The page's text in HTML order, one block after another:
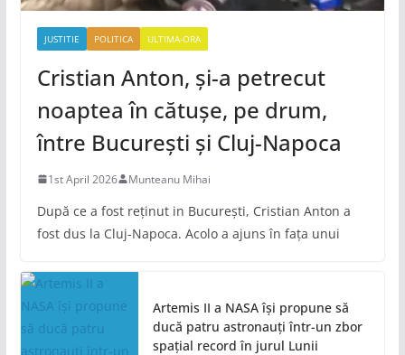
JUSTITIE POLITICA ULTIMA-ORA
Cristian Anton, și-a petrecut
noaptea în cătușe, pe drum,
între București și Cluj-Napoca
1st April 2026 Munteanu Mihai
După ce a fost reținut in București, Cristian Anton a
fost dus la Cluj-Napoca. Acolo a ajuns în fața unui
Artemis II a NASA își propune să
ducă patru astronauți într-un zbor
spațial record în jurul Lunii